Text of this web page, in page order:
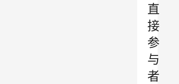
直
接
参
与
者